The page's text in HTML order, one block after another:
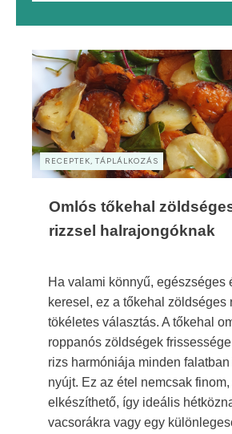
RECEPTEK, TÁPLÁLKOZÁS
Omlós tőkehal
rizzsel halrajongóknak
Ha valami könnyű, egészséges
keresel, ez a tőkehal zöldséges
tökéletes választás. A tőkehal
roppanós zöldségek
rizs harmóniája minden
nyújt. Ez az étel nemcsak
elkészíthető, így ideális
vacsorákra vagy egy